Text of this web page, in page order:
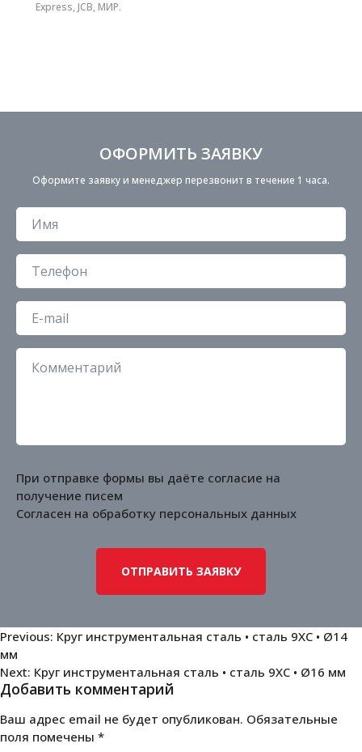
Express, JCB, МИР.
ОФОРМИТЬ ЗАЯВКУ
Оформите заявку и менеджер перезвонит в течение 1 часа.
При отправке формы вы даёте согласие на
получение писем
Согласен на обработку персональных данных
Навигация
по
записям
Previous: Круг инструментальная сталь • сталь 9ХС • Ø14
мм
Next: Круг инструментальная сталь • сталь 9ХС • Ø16 мм
Добавить комментарий
Ваш адрес email не будет опубликован. Обязательные
поля помечены *